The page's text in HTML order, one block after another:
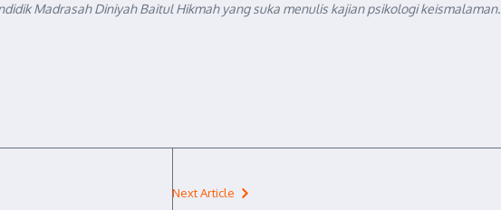
Madrasah Diniyah Baitul Hikmah yang suka menulis kajian psikologi keismalaman.
Next Article